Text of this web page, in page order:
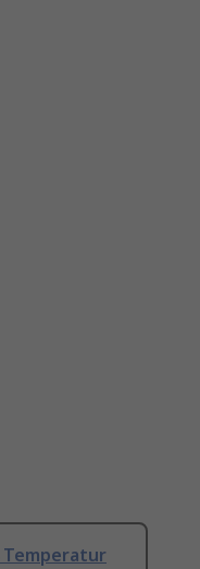
Temperatur